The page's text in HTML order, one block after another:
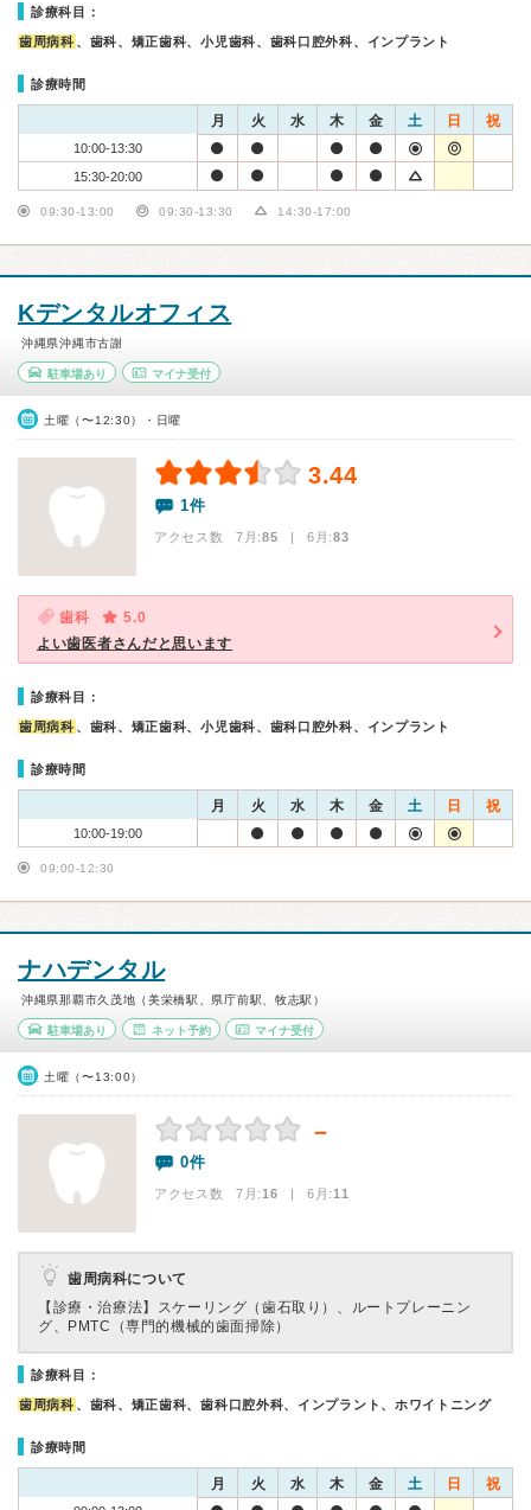
診療科目：
歯周病科 、歯科、矯正歯科、小児歯科、歯科口腔外科、インプラント
診療時間
月 火 水 木 金 土 日 祝
10:00-13:30
15:30-20:00
09:30-13:00 09:30-13:30 14:30-17:00
Kデンタルオフィス
沖縄県沖縄市古謝
駐車場あり マイナ受付
土曜（〜12:30）・日曜
3.44
1件
アクセス数 7月:85 | 6月:83
歯科
5.0
よい歯医者さんだと思います
診療科目：
歯周病科 、歯科、矯正歯科、小児歯科、歯科口腔外科、インプラント
診療時間
月 火 水 木 金 土 日 祝
10:00-19:00
09:00-12:30
ナハデンタル
沖縄県那覇市久茂地（美栄橋駅、県庁前駅、牧志駅）
駐車場あり ネット予約 マイナ受付
土曜（〜13:00）
－
0件
アクセス数 7月:16 | 6月:11
歯周病科について
【診療・治療法】 スケーリング（歯石取り）、ルートプレーニン
グ、PMTC（専門的機械的歯面掃除）
診療科目：
歯周病科 、歯科、矯正歯科、歯科口腔外科、インプラント、ホワイトニング
診療時間
月 火 水 木 金 土 日 祝